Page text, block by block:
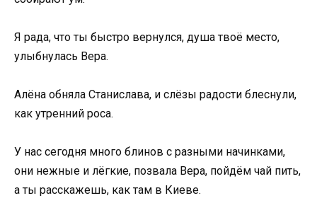
Я рада, что ты быстро вернулся, душа твоё место,
улыбнулась Вера.
Алёна обняла Станислава, и слёзы радости блеснули,
как утренний роса.
У нас сегодня много блинов с разными начинками,
они нежные и лёгкие, позвала Вера, пойдём чай пить,
а ты расскажешь, как там в Киеве.